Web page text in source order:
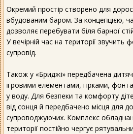
Окремий простір створено для
вбудованим баром. За концепцією,
дозволяє перебувати біля барної
У вечірній час на території звучить
супровід.
Також у «Бриджі» передбачена
ігровими елементами, гірками,
у воду. Для безпеки та комфорту
від сонця й передбачено місця для
супроводжуючих. Комплекс
території постійно чергує